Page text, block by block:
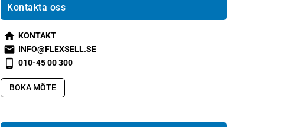
Kontakta oss
s
m
t2
o
e
KONTAKT
s
m
t1
e
ai
INFO@FLEXSELL.SE
s
m
t2
010-45 00 300
BOKA MÖTE